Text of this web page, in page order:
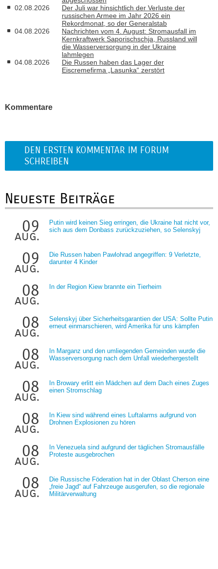
02.08.2026
Der Juli war hinsichtlich der Verluste der
russischen Armee im Jahr 2026 ein
Rekordmonat, so der Generalstab
04.08.2026
Nachrichten vom 4. August: Stromausfall im
Kernkraftwerk Saporischschja, Russland will
die Wasserversorgung in der Ukraine
lahmlegen
04.08.2026
Die Russen haben das Lager der
Eiscremefirma „Lasunka“ zerstört
Kommentare
DEN ERSTEN KOMMENTAR IM FORUM
SCHREIBEN
Neueste Beiträge
09
aug.
Putin wird keinen Sieg erringen, die Ukraine hat nicht vor,
sich aus dem Donbass zurückzuziehen, so Selenskyj
09
aug.
Die Russen haben Pawlohrad angegriffen: 9 Verletzte,
darunter 4 Kinder
08
aug.
In der Region Kiew brannte ein Tierheim
08
aug.
Selenskyj über Sicherheitsgarantien der USA: Sollte Putin
erneut einmarschieren, wird Amerika für uns kämpfen
08
aug.
In Marganz und den umliegenden Gemeinden wurde die
Wasserversorgung nach dem Unfall wiederhergestellt
08
aug.
In Browary erlitt ein Mädchen auf dem Dach eines Zuges
einen Stromschlag
08
aug.
In Kiew sind während eines Luftalarms aufgrund von
Drohnen Explosionen zu hören
08
aug.
In Venezuela sind aufgrund der täglichen Stromausfälle
Proteste ausgebrochen
08
aug.
Die Russische Föderation hat in der Oblast Cherson eine
„freie Jagd“ auf Fahrzeuge ausgerufen, so die regionale
Militärverwaltung